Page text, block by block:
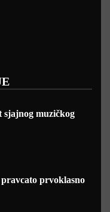
sjajnog muzičkog
prvoklasno